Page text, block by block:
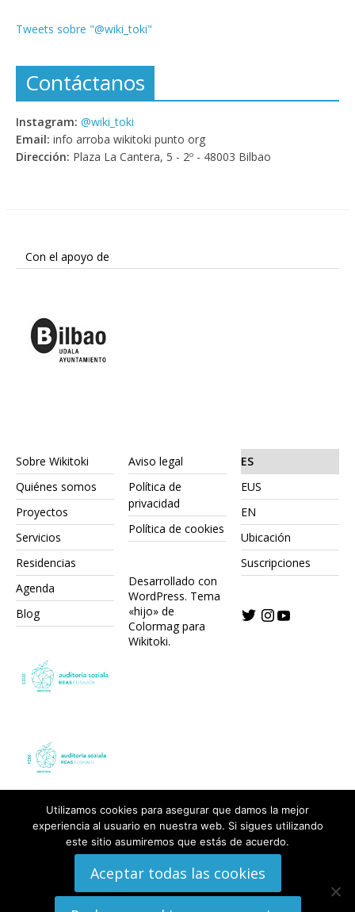
Tweets sobre "@wiki_toki"
Contáctanos
Instagram: @wiki_toki
Email: info arroba wikitoki punto org
Dirección: Plaza La Cantera, 5 - 2º - 48003 Bilbao
Con el apoyo de
Sobre Wikitoki
Quiénes somos
Proyectos
Servicios
Residencias
Agenda
Blog
Aviso legal
Política de
privacidad
Política de cookies
Desarrollado con
WordPress. Tema
«hijo» de
Colormag para
Wikitoki.
ES
EUS
EN
Ubicación
Suscripciones
Utilizamos cookies para asegurar que damos la mejor
experiencia al usuario en nuestra web. Si sigues utilizando
este sitio asumiremos que estás de acuerdo.
Aceptar todas las cookies